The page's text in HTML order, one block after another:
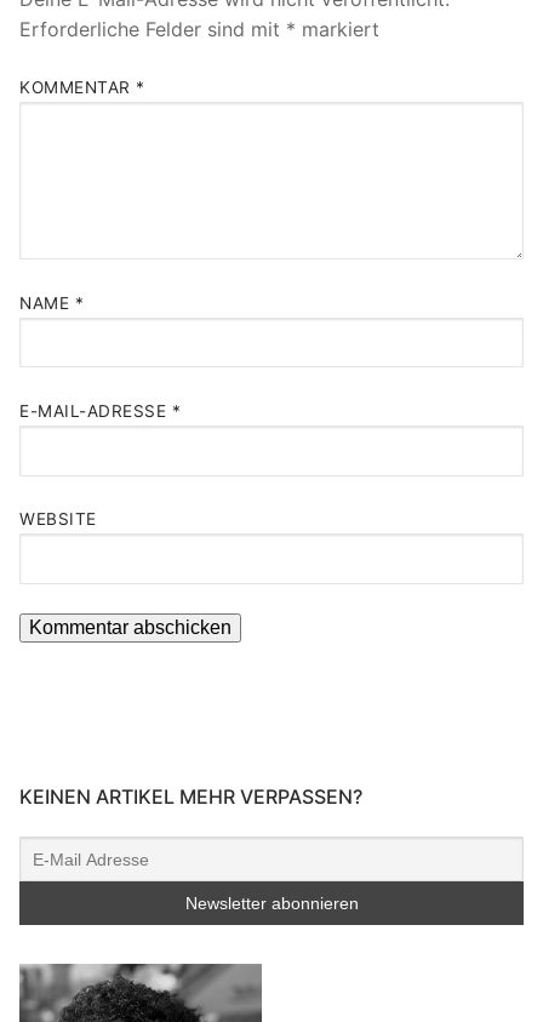
Erforderliche Felder sind mit * markiert
KOMMENTAR *
NAME *
E-MAIL-ADRESSE *
WEBSITE
KEINEN ARTIKEL MEHR VERPASSEN?